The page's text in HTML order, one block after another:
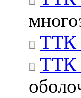
ТТК
ТТК